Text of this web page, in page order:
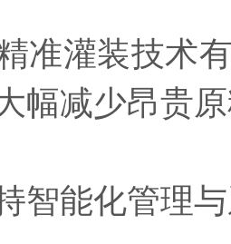
灌装技术有
幅减少昂贵
能化管理与